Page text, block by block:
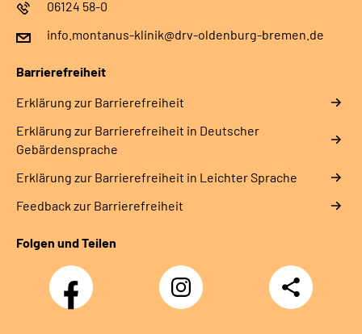
06124 58-0
info.montanus-klinik@drv-oldenburg-bremen.de
Barrierefreiheit
Erklärung zur Barrierefreiheit
Erklärung zur Barrierefreiheit in Deutscher
Gebärdensprache
Erklärung zur Barrierefreiheit in Leichter Sprache
Feedback zur Barrierefreiheit
Folgen und Teilen
Facebook Instagram
Teilen